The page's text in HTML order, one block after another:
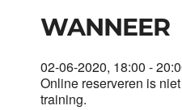
Registratie
Webshop
WANNEER
02-06-2020, 18:00 -
Online reserveren is
training.